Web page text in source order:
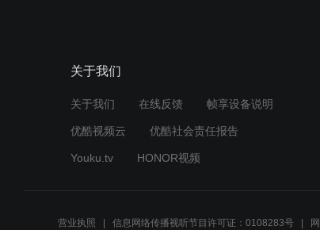
关于我们
关于我们 在线反馈 帧享设备说明
优酷视频云 优酷社会责任报告
Youku.tv HONOR视频
营业执照 信息网络传播视听节目许可证：0108283号